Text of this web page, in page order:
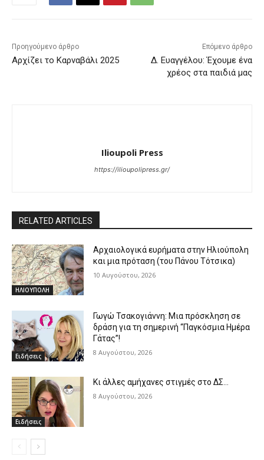
Προηγούμενο άρθρο
Αρχίζει το Καρναβάλι 2025
Επόμενο άρθρο
Δ. Ευαγγέλου: Έχουμε ένα
χρέος στα παιδιά μας
Ilioupoli Press
https://ilioupolipress.gr/
RELATED ARTICLES
ΗΛΙΟΥΠΟΛΗ
Αρχαιολογικά ευρήματα στην Ηλιούπολη
και μια πρόταση (του Πάνου Τότσικα)
10 Αυγούστου, 2026
Ειδήσεις
Γωγώ Τσακογιάννη: Μια πρόσκληση σε
δράση για τη σημερινή “Παγκόσμια Ημέρα
Γάτας”!
8 Αυγούστου, 2026
Ειδήσεις
Κι άλλες αμήχανες στιγμές στο ΔΣ…
8 Αυγούστου, 2026